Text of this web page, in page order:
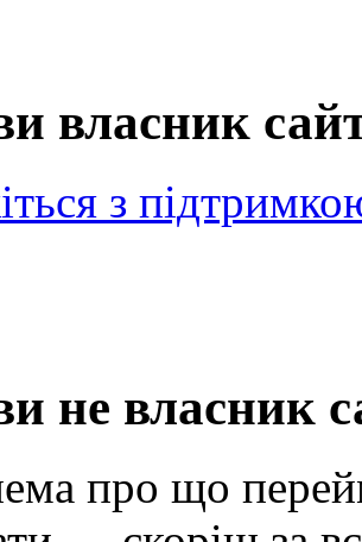
власник
з
не власник
про що